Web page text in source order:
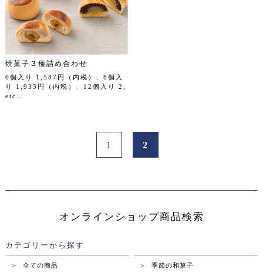
焼菓子３種詰め合わせ
6個入り 1,587円（内税）、8個入
り 1,933円（内税）、12個入り 2,
etc…
1 2
オンラインショップ商品検索
カテゴリーから探す
> 全ての商品 > 季節の和菓子